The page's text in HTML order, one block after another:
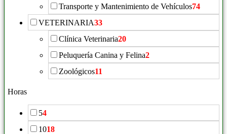
Transporte y Mantenimiento de Vehículos74
VETERINARIA33
Clínica Veterinaria20
Peluquería Canina y Felina2
Zoológicos11
Horas
54
1018